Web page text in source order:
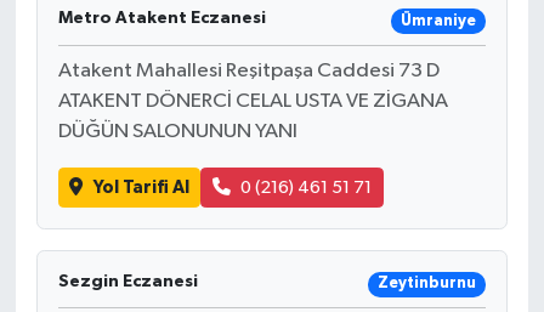
Metro Atakent Eczanesi Ümraniye
Atakent Mahallesi Reşitpaşa Caddesi 73 D
ATAKENT DÖNERCİ CELAL USTA VE ZİGANA
DÜĞÜN SALONUNUN YANI
Yol Tarifi Al 0 (216) 461 51 71
Sezgin Eczanesi Zeytinburnu